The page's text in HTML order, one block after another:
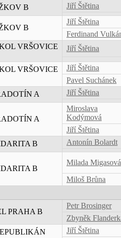
B Jiří Štětina
B
Jiří Štětina
Ferdinand
VRŠOVICE
Jiří Štětina
VRŠOVICE
Jiří Štětina
Pavel Suchánek
A
Jiří Štětina
A
Miroslava
Kodýmová
Jiří Štětina
B
Antonín Bolardt
B
Milada Migasová
Miloš Brůna
PRAHA B
Petr Brosinger
Zbyněk
Jiří Štětina